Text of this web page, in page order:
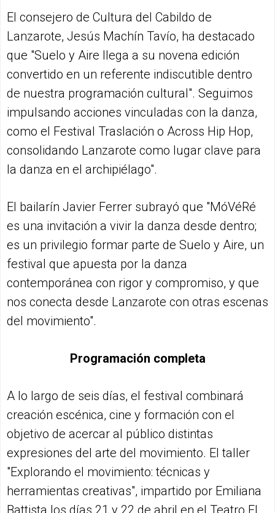
El consejero de Cultura del Cabildo de
Lanzarote, Jesús Machín Tavío, ha destacado
que "Suelo y Aire llega a su novena edición
convertido en un referente indiscutible dentro
de nuestra programación cultural". Seguimos
impulsando acciones vinculadas con la danza,
como el Festival Traslación o Across Hip Hop,
consolidando Lanzarote como lugar clave para
la danza en el archipiélago".
El bailarín Javier Ferrer subrayó que "MóVéRé
es una invitación a vivir la danza desde dentro;
es un privilegio formar parte de Suelo y Aire, un
festival que apuesta por la danza
contemporánea con rigor y compromiso, y que
nos conecta desde Lanzarote con otras escenas
del movimiento".
Programación completa
A lo largo de seis días, el festival combinará
creación escénica, cine y formación con el
objetivo de acercar al público distintas
expresiones del arte del movimiento. El taller
"Explorando el movimiento: técnicas y
herramientas creativas", impartido por Emiliana
Battista los días 21 y 22 de abril en el Teatro El